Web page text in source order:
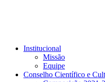
Institucional
Missão
Equipe
Conselho Científico e